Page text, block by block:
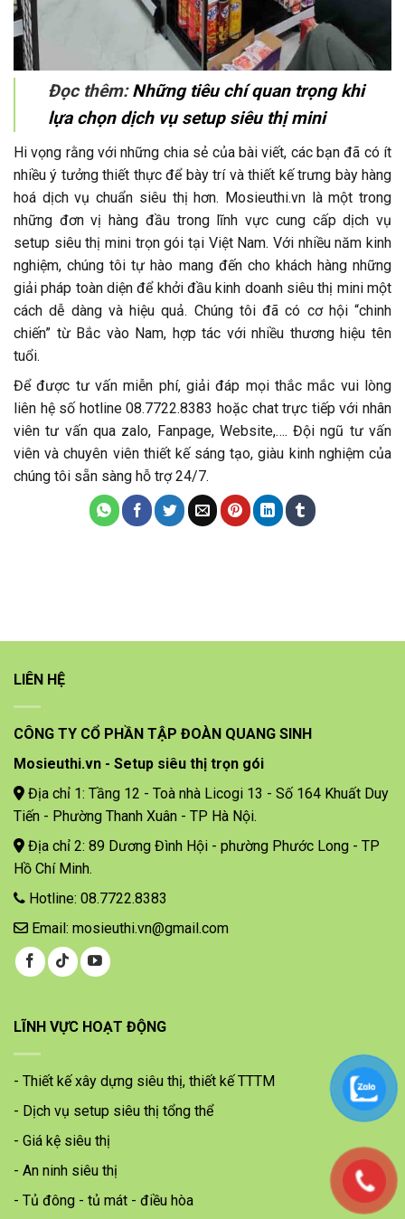
Đọc thêm:Những tiêu chí quan trọng khi
lựa chọn dịch vụ setup siêu thị mini
Hi vọng rằng với những chia sẻ của bài viết, các bạn đã có ít
nhiều ý tưởng thiết thực để bày trí và thiết kế trưng bày hàng
hoá dịch vụ chuẩn siêu thị hơn. Mosieuthi.vn là một trong
những đơn vị hàng đầu trong lĩnh vực cung cấp dịch vụ
setup siêu thị mini trọn gói tại Việt Nam. Với nhiều năm kinh
nghiệm, chúng tôi tự hào mang đến cho khách hàng những
giải pháp toàn diện để khởi đầu kinh doanh siêu thị mini một
cách dễ dàng và hiệu quả. Chúng tôi đã có cơ hội “chinh
chiến” từ Bắc vào Nam, hợp tác với nhiều thương hiệu tên
tuổi.
Để được tư vấn miễn phí, giải đáp mọi thắc mắc vui lòng
liên hệ số hotline 08.7722.8383 hoặc chat trực tiếp với nhân
viên tư vấn qua zalo, Fanpage, Website,…. Đội ngũ tư vấn
viên và chuyên viên thiết kế sáng tạo, giàu kinh nghiệm của
chúng tôi sẵn sàng hỗ trợ 24/7.
LIÊN HỆ
CÔNG TY CỔ PHẦN TẬP ĐOÀN QUANG SINH
Mosieuthi.vn - Setup siêu thị trọn gói
Địa chỉ 1: Tầng 12 - Toà nhà Licogi 13 - Số 164 Khuất Duy
Tiến - Phường Thanh Xuân - TP Hà Nội.
Địa chỉ 2: 89 Dương Đình Hội - phường Phước Long - TP
Hồ Chí Minh.
Hotline: 08.7722.8383
Email: mosieuthi.vn@gmail.com
LĨNH VỰC HOẠT ĐỘNG
- Thiết kế xây dựng siêu thị, thiết kế TTTM
- Dịch vụ setup siêu thị tổng thể
- Giá kệ siêu thị
- An ninh siêu thị
- Tủ đông - tủ mát - điều hòa